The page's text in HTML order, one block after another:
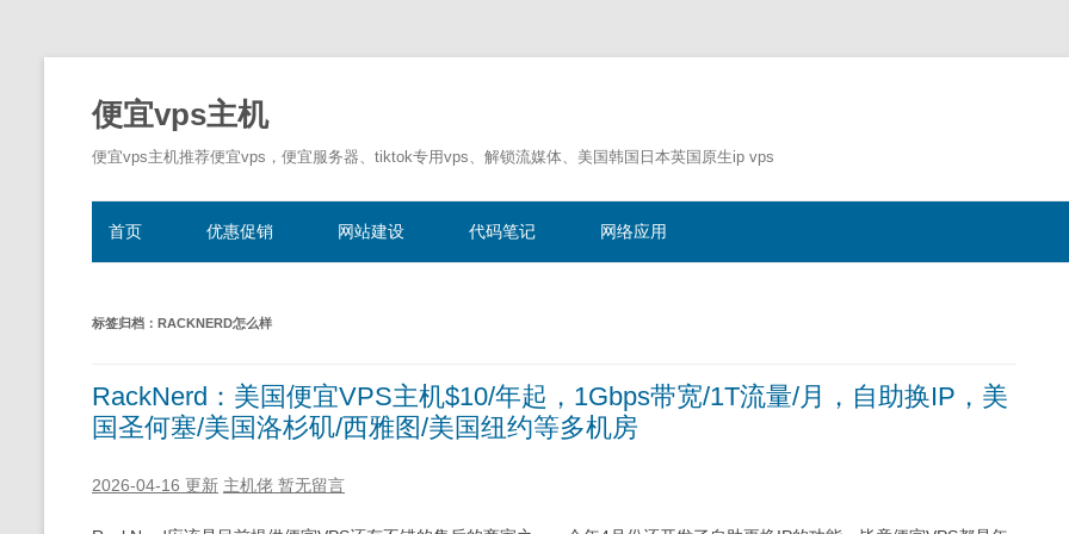
便宜vps主机
便宜vps主机推荐便宜vps，便宜服务器、tiktok专用vps、解锁流媒体、美国韩国日本英国原生ip vps
文
首页 优惠促销 网站建设 代码笔记 网络应用
标签归档： RACKNERD怎么样
RackNerd：美国便宜VPS主机$10/年起，1Gbps带宽/1T流量/月，自助换IP，美
国圣何塞/美国洛杉矶/西雅图/美国纽约等多机房
2026-04-16 更新 主机佬 暂无留言